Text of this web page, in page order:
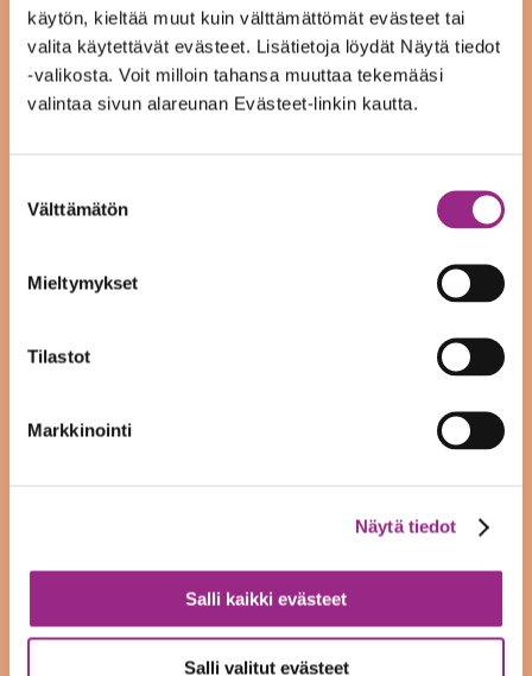
käytön, kieltää muut kuin välttämättömät evästeet tai
valita käytettävät evästeet. Lisätietoja löydät Näytä tiedot
-valikosta. Voit milloin tahansa muuttaa tekemääsi
valintaa sivun alareunan Evästeet-linkin kautta.
valinta
Välttämätön
Mieltymykset
Tilastot
Markkinointi
Näytä tiedot
Salli kaikki evästeet
Salli valitut evästeet
joulukuu 2022
syyskuu 2022
kesäkuu 2022
tammikuu 2022
joulukuu 2021
toukokuu 2021
helmikuu 2021